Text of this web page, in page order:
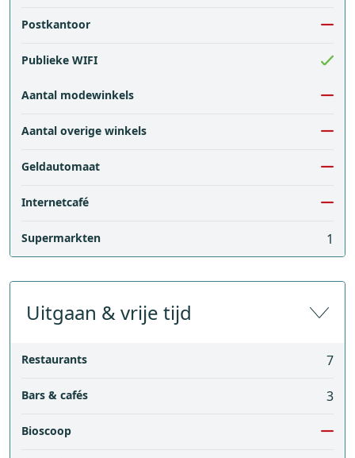
Postkantoor
Publieke WIFI
Aantal modewinkels
Aantal overige winkels
Geldautomaat
Internetcafé
Supermarkten 1
Uitgaan & vrije tijd
Restaurants 7
Bars & cafés 3
Bioscoop